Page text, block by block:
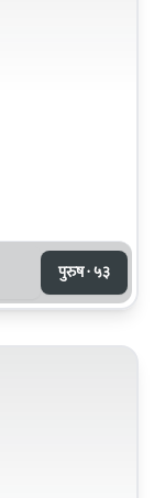
पुरुष · ५३